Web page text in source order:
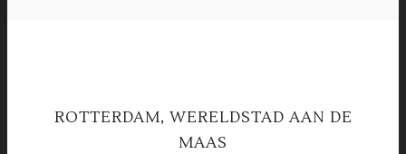
ROTTERDAM, WERELDSTAD AAN DE
MAAS